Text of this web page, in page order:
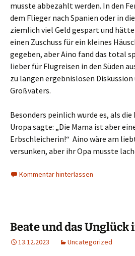
musste abbezahlt werden. In den
dem Flieger nach Spanien oder in
ziemlich viel Geld gespart und
einen Zuschuss für ein kleines
gegeben, aber Aino fand das total
lieber für Flugreisen in den Süden
zu langen ergebnislosen Diskussion
Großvaters.
Besonders peinlich wurde es, als
Uropa sagte: „Die Mama ist aber
Erbschleicherin!“ Aino wäre am
versunken, aber ihr Opa musste
Kommentar hinterlassen
Beate und das Unglück
13.12.2023 Uncategorized